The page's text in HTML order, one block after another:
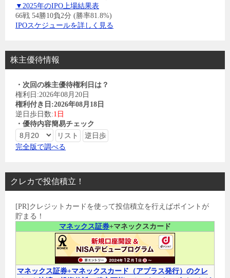
▼2025年のIPO上場結果表
66戦 54勝10負2分 (勝率81.8%)
IPOスケジュールを詳しく見る
株主優待情報
・次回の株主優待権利日は？
権利日:2026年08月20日
権利付き日:2026年08月18日
逆日歩日数:1日
・優待内容簡易チェック
完全版で調べる
クレカで投信積立！
[PR]クレジットカードを使って投信積立を行えばポイントが
貯まる！
マネックス証券+マネックスカード
マネックス証券+マネックスカード（アプラス発行）のクレ